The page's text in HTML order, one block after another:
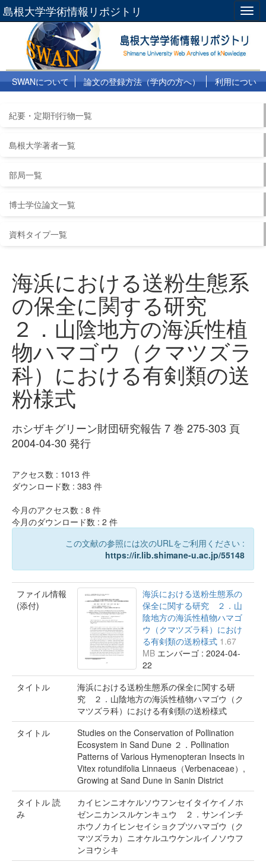
島根大学学術情報リポジトリ
SWANについて 論文の登録方法（学内の方へ）
利用につい
紀要・定期刊行物一覧
島根大学著者一覧
部局一覧
博士学位論文一覧
資料タイプ一覧
海浜における送粉生態系
の保全に関する研究
２．山陰地方の海浜性植
物ハマゴウ（クマツズラ
科）における有剣類の送
粉様式
ホシザキグリーン財団研究報告 7 巻 275-303 頁
2004-04-30 発行
アクセス数 : 1013 件
ダウンロード数 : 383 件
今月のアクセス数 : 8 件
今月のダウンロード数 : 2 件
この文献の参照には次のURLをご利用ください :
https://ir.lib.shimane-u.ac.jp/55148
ファイル情報
(添付)
海浜における送粉生態系の
保全に関する研究 ２．山
陰地方の海浜性植物ハマゴ
ウ（クマツズラ科）におけ
る有剣類の送粉様式 1.67
MB エンバーゴ : 2024-04-
22
タイトル
海浜における送粉生態系の保全に関する研
究 ２．山陰地方の海浜性植物ハマゴウ（ク
マツズラ科）における有剣類の送粉様式
タイトル
Studies on the Conservation of Pollination
Ecosystem in Sand Dune ２．Pollination
Patterns of Various Hymenopteran Insects in
Vitex rotundifolia Linnaeus（Verbenaceae）,
Growing at Sand Dune in Sanin District
タイトル 読
み
カイヒンニオケルソウフンセイタイケイノホ
ゼンニカンスルケンキュウ ２．サンインチ
ホウノカイヒンセイショクブツハマゴウ（ク
マツズラカ）ニオケルユウケンルイノソウフ
ンヨウシキ